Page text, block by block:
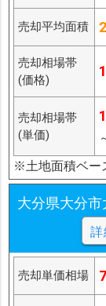
売却平均面積
売却相場帯
(価格)
売却相場帯
(単価)
※土地面積ベー
大分県大分
詳
売却単価相場